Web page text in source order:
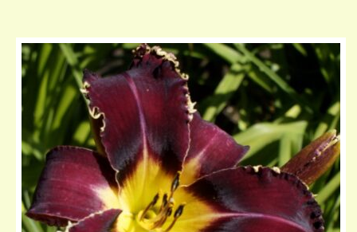
APIE MUS
MŪSŲ SODYBA
MŪSŲ AUGYNAS
KELIONIŲ GALERIJA